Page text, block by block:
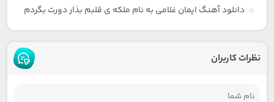
دانلود آهنگ ایمان غلامی به نام ملکه ی قلبم بذار دورت بگردم
نظرات کاربران